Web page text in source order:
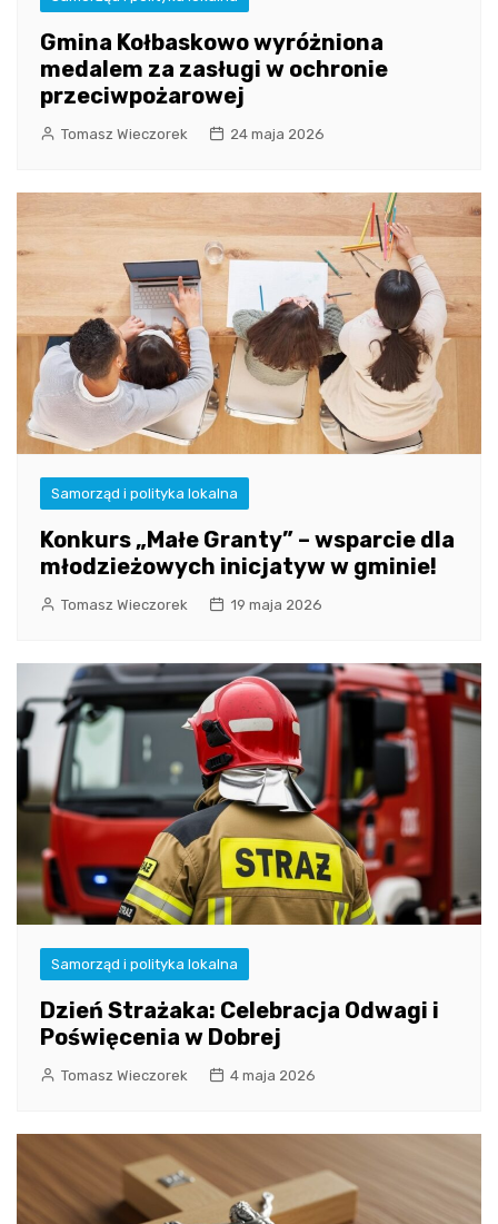
Gmina Kołbaskowo wyróżniona
medalem za zasługi w ochronie
przeciwpożarowej
Tomasz Wieczorek 24 maja 2026
Samorząd i polityka lokalna
Konkurs „Małe Granty” – wsparcie dla
młodzieżowych inicjatyw w gminie!
Tomasz Wieczorek 19 maja 2026
Samorząd i polityka lokalna
Dzień Strażaka: Celebracja Odwagi i
Poświęcenia w Dobrej
Tomasz Wieczorek 4 maja 2026